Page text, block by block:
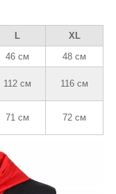
L
XL
46 см
48 см
112 см 116 см
71 см 72 см